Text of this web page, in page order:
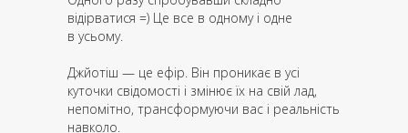
відірватися =) Це все в одному і одне
в усьому.
Джйотіш — це ефір. Він проникає в усі
куточки свідомості і змінює їх на свій лад,
непомітно, трансформуючи вас і реальність
навколо.